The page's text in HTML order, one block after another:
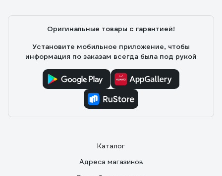
Оригинальные товары с гарантией!
Установите мобильное приложение, чтобы
информация по заказам всегда была под рукой
Каталог
Адреса магазинов